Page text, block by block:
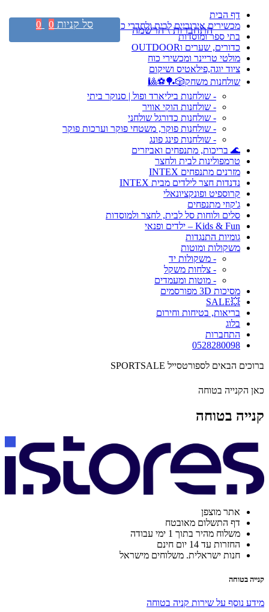
דף הבית
מכשירים אירוביים לבית ולחדרי כושר
בתי ספר ומוסדות
כדורים, שערים וOUTDOOR
מולטי טריינר ומכשירי כוח
ציוד יוגה,פילאטיס ושיקום
שולחנות משחק🎲🏓⚽🎱
- שולחנות ביליארד ופול | סנוקר ביתי
- שולחנות הוקי אוויר
- שולחנות כדורגל שולחני
- שולחנות פוקר, משטחי פוקר וערכות פוקר
- שולחנות פינג פונג
🌊 בריכות, מתנפחים ואביזרים
טרמפולינות לבית ולחצר
מזרנים מתנפחים INTEX
נדנדות חצר לילדים מבית INTEX
קרוספיט ופונקציונאלי
ג'קוזי מתנפחים
סלים ולוחות סל לבית, לחצר ולמוסדות
Kids & Fun – ילדים ופנאי
גומיות התנגדות
משקולות ומוטות
- משקולות יד
- צלחות משקל
- מוטות ומעמדים
מסיכות 3D מפורסמים
💥SALE
בריאות, בטיחות וחירום
בלוג
התחברות
0528280098
ברוכים הבאים לספורטסייל SPORTSALE
כאן הקנייה בטוחה
קנייה בטוחה
אתר מוצפן
דף התשלום מאובטח
משלוח מהיר בתוך 1 ימי עבודה
החזרות עד 14 יום חינם
חנות ישראלית. משלוחים מישראל
קנייה בטוחה
מידע נוסף על שירות קניה בטוחה
התחברות \ הרשמה סל קניות 0
0